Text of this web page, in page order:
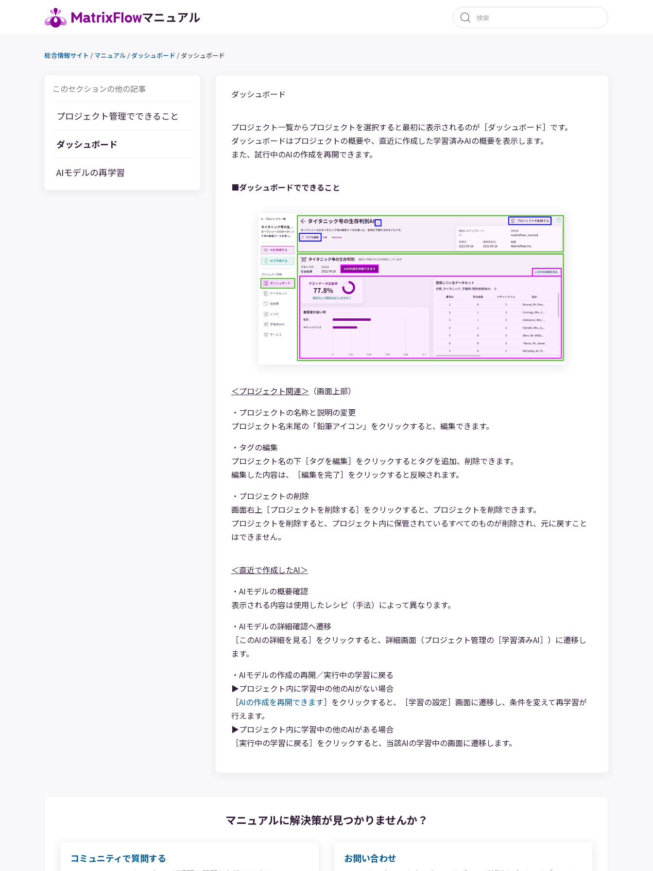
マニュアル
総合情報サイト / マニュアル / ダッシュボード / ダッシュボード
このセクションの他の記事
プロジェクト管理でできること
ダッシュボード
AIモデルの再学習
ダッシュボード
プロジェクト一覧からプロジェクトを選択すると最初に表示されるのが［ダッシュボード］です。
ダッシュボードはプロジェクトの概要や、直近に作成した学習済みAIの概要を表示します。
また、試行中のAIの作成を再開できます。
■ダッシュボードでできること
＜プロジェクト関連＞ （画面上部）
・プロジェクトの名称と説明の変更
プロジェクト名末尾の「鉛筆アイコン」をクリックすると、編集できます。
・タグの編集
プロジェクト名の下［タグを編集］をクリックするとタグを追加、削除できます。
編集した内容は、［編集を完了］をクリックすると反映されます。
・プロジェクトの削除
画面右上［プロジェクトを削除する］をクリックすると、プロジェクトを削除できます。
プロジェクトを削除すると、プロジェクト内に保管されているすべてのものが削除され、元に戻すこと
はできません。
＜直近で作成したAI＞
・AIモデルの概要確認
表示される内容は使用したレシピ（手法）によって異なります。
・AIモデルの詳細確認へ遷移
［このAIの詳細を見る］をクリックすると、詳細画面（プロジェクト管理の［学習済みAI］）に遷移し
ます。
・AIモデルの作成の再開／実行中の学習に戻る
▶プロジェクト内に学習中の他のAIがない場合
［AIの作成を再開できます］をクリックすると、［学習の設定］画面に遷移し、条件を変えて再学習が
行えます。
▶プロジェクト内に学習中の他のAIがある場合
［実行中の学習に戻る］をクリックすると、当該AIの学習中の画面に遷移します。
マニュアルに解決策が見つかりませんか？
コミュニティで質問する お問い合わせ